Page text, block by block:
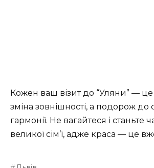
Кожен ваш візит до “Уляни” —
зміна зовнішності, а подорож до
гармонії. Не вагайтеся і станьте
великої сім’ї, адже краса — це